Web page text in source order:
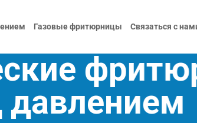
Газовые фритюрницы Связаться с
давлением